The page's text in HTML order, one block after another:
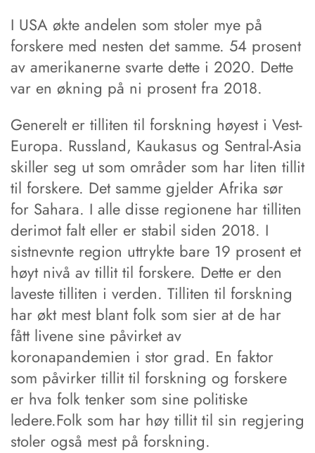
I USA økte andelen som stoler mye på
forskere med nesten det samme. 54 prosent
av amerikanerne svarte dette i 2020. Dette
var en økning på ni prosent fra 2018.
Generelt er tilliten til forskning høyest i Vest-
Europa. Russland, Kaukasus og Sentral-Asia
skiller seg ut som områder som har liten tillit
til forskere. Det samme gjelder Afrika sør
for Sahara. I alle disse regionene har tilliten
derimot falt eller er stabil siden 2018. I
sistnevnte region uttrykte bare 19 prosent et
høyt nivå av tillit til forskere. Dette er den
laveste tilliten i verden. Tilliten til forskning
har økt mest blant folk som sier at de har
fått livene sine påvirket av
koronapandemien i stor grad. En faktor
som påvirker tillit til forskning og forskere
er hva folk tenker som sine politiske
ledere.Folk som har høy tillit til sin regjering
stoler også mest på forskning.